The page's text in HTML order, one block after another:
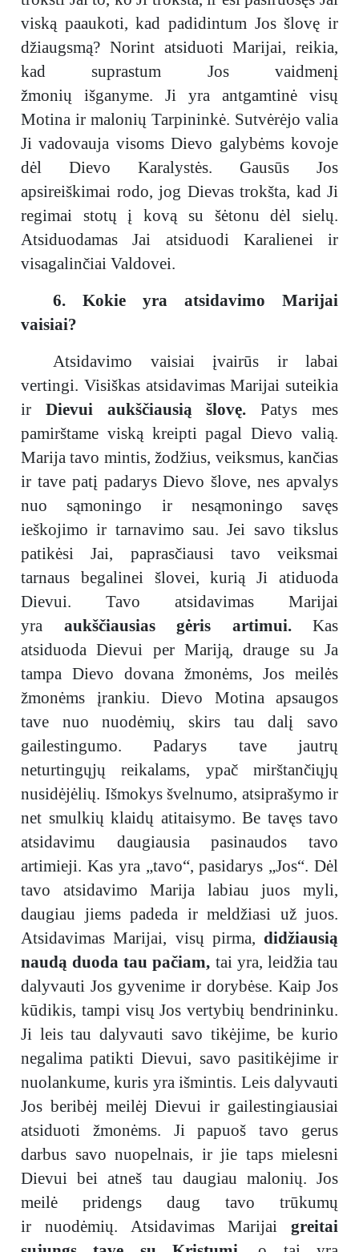
viską paaukoti, kad padidintum Jos šlovę ir
džiaugsmą? Norint atsiduoti Marijai, reikia,
kad suprastum Jos vaidmenį
žmonių išganyme. Ji yra antgamtinė visų
Motina ir malonių Tarpininkė. Sutvėrėjo valia
Ji vadovauja visoms Dievo galybėms kovoje
dėl Dievo Karalystės. Gausūs Jos
apsireiškimai rodo, jog Dievas trokšta, kad Ji
regimai stotų į kovą su šėtonu dėl sielų.
Atsiduodamas Jai atsiduodi Karalienei ir
visagalinčiai Valdovei.
6. Kokie yra atsidavimo Marijai
vaisiai?
Atsidavimo vaisiai įvairūs ir labai
vertingi. Visiškas atsidavimas Marijai suteikia
ir Dievui aukščiausią šlovę.Patys mes
pamirštame viską kreipti pagal Dievo valią.
Marija tavo mintis, žodžius, veiksmus, kančias
ir tave patį padarys Dievo šlove, nes apvalys
nuo sąmoningo ir nesąmoningo savęs
ieškojimo ir tarnavimo sau. Jei savo tikslus
patikėsi Jai, paprasčiausi tavo veiksmai
tarnaus begalinei šlovei, kurią Ji atiduoda
Dievui. Tavo atsidavimas Marijai
yra aukščiausias gėris artimui. Kas
atsiduoda Dievui per Mariją, drauge su Ja
tampa Dievo dovana žmonėms, Jos meilės
žmonėms įrankiu. Dievo Motina apsaugos
tave nuo nuodėmių, skirs tau dalį savo
gailestingumo. Padarys tave jautrų
neturtingųjų reikalams, ypač mirštančiųjų
nusidėjėlių. Išmokys švelnumo, atsiprašymo ir
net smulkių klaidų atitaisymo. Be tavęs tavo
atsidavimu daugiausia pasinaudos tavo
artimieji. Kas yra „tavo“, pasidarys „Jos“. Dėl
tavo atsidavimo Marija labiau juos myli,
daugiau jiems padeda ir meldžiasi už juos.
Atsidavimas Marijai, visų pirma, didžiausią
naudą duoda tau pačiam, tai yra, leidžia tau
dalyvauti Jos gyvenime ir dorybėse. Kaip Jos
kūdikis, tampi visų Jos vertybių bendrininku.
Ji leis tau dalyvauti savo tikėjime, be kurio
negalima patikti Dievui, savo pasitikėjime ir
nuolankume, kuris yra išmintis. Leis dalyvauti
Jos beribėj meilėj Dievui ir gailestingiausiai
atsiduoti žmonėms. Ji papuoš tavo gerus
darbus savo nuopelnais, ir jie taps mielesni
Dievui bei atneš tau daugiau malonių. Jos
meilė pridengs daug tavo trūkumų
ir nuodėmių. Atsidavimas Marijai greitai